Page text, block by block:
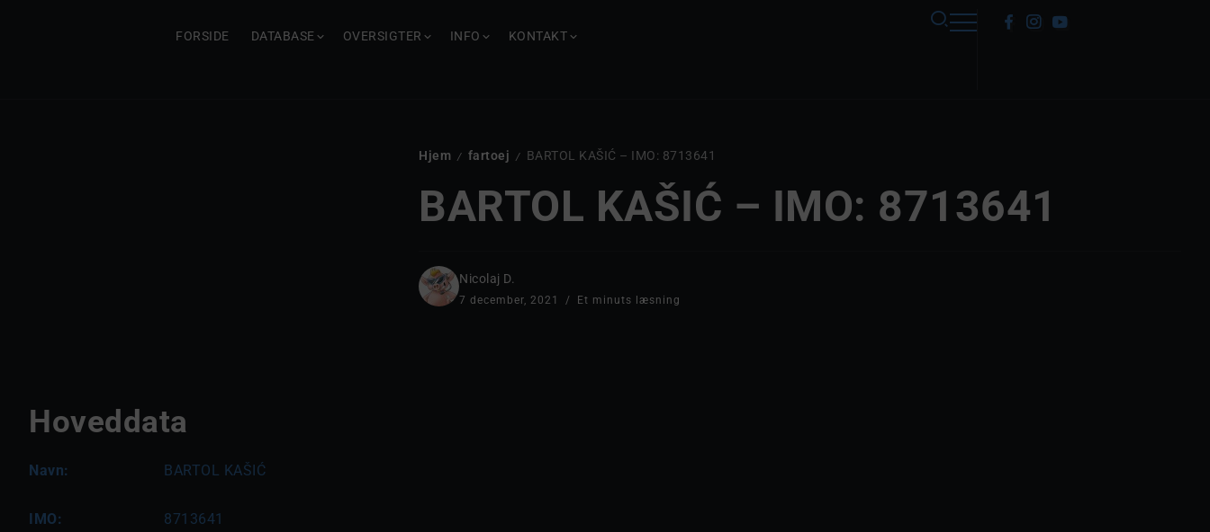
FORSIDE DATABASE OVERSIGTER INFO KONTAKT
Hjem / fartoej / BARTOL KAŠIĆ – IMO: 8713641
BARTOL KAŠIĆ – IMO: 8713641
Nicolaj D.
7 december, 2021 Et minuts læsning
Hoveddata
Navn: BARTOL KAŠIĆ
IMO: 8713641